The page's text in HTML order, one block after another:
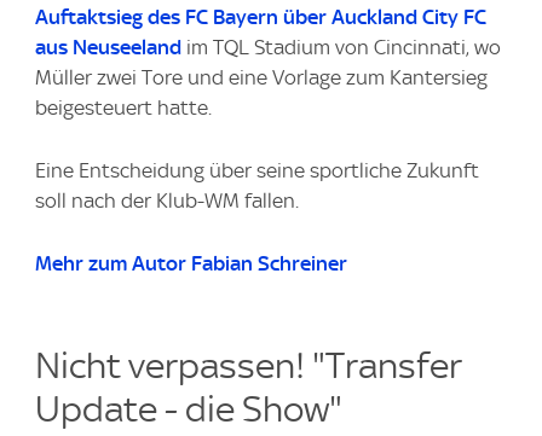
Auftaktsieg des FC Bayern über Auckland City FC
aus Neuseeland im TQL Stadium von Cincinnati, wo
Müller zwei Tore und eine Vorlage zum Kantersieg
beigesteuert hatte.
Eine Entscheidung über seine sportliche Zukunft
soll nach der Klub-WM fallen.
Mehr zum Autor Fabian Schreiner
Nicht verpassen! "Transfer
Update - die Show"